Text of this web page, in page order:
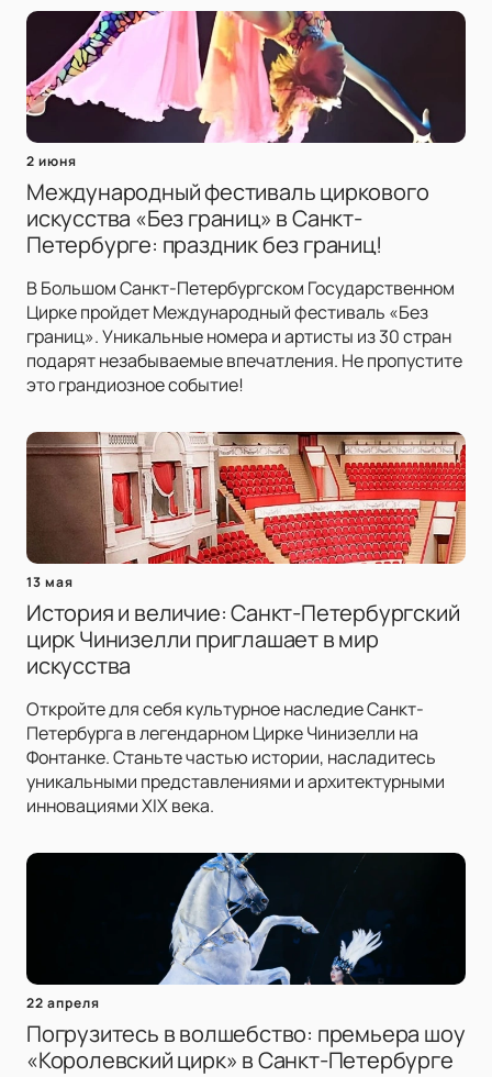
2 июня
Международный фестиваль циркового
искусства «Без границ» в Санкт-
Петербурге: праздник без границ!
В Большом Санкт-Петербургском Государственном
Цирке пройдет Международный фестиваль «Без
границ». Уникальные номера и артисты из 30 стран
подарят незабываемые впечатления. Не пропустите
это грандиозное событие!
13 мая
История и величие: Санкт-Петербургский
цирк Чинизелли приглашает в мир
искусства
Откройте для себя культурное наследие Санкт-
Петербурга в легендарном Цирке Чинизелли на
Фонтанке. Станьте частью истории, насладитесь
уникальными представлениями и архитектурными
инновациями XIX века.
22 апреля
Погрузитесь в волшебство: премьера шоу
«Королевский цирк» в Санкт-Петербурге